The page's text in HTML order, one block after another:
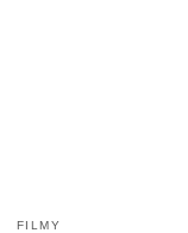
FILMY